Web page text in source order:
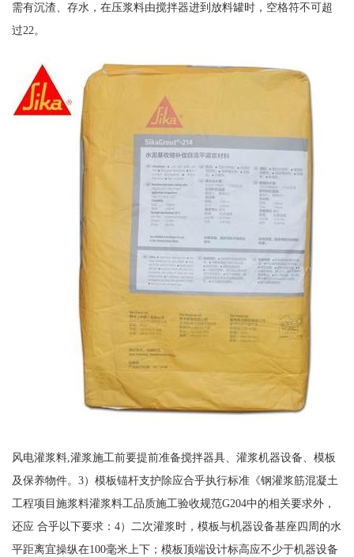
需有沉渣、存水，在压浆料由搅拌器进到放料罐时，空格符不可超
过22。
风电灌浆料,灌浆施工前要提前准备搅拌器具、灌浆机器设备、模板
及保养物件。3）模板锚杆支护除应合乎执行标准《钢灌浆筋混凝土
工程项目施浆料灌浆料工品质施工验收规范G204中的相关要求外，
还应 合乎以下要求：4）二次灌浆时，模板与机器设备基座四周的水
平距离宜操纵在100毫米上下；模板顶端设计标高应不少于机器设备